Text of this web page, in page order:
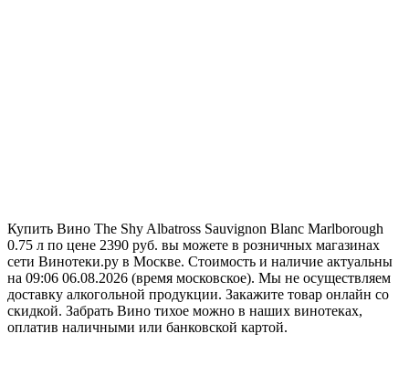
Купить Вино The Shy Albatross Sauvignon Blanc Marlborough
0.75 л по цене 2390 руб. вы можете в розничных магазинах
сети Винотеки.ру в Москве. Стоимость и наличие актуальны
на 09:06 06.08.2026 (время московское). Мы не осуществляем
доставку алкогольной продукции. Закажите товар онлайн со
скидкой. Забрать Вино тихое можно в наших винотеках,
оплатив наличными или банковской картой.